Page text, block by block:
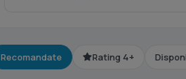
Recomandate Rating 4+